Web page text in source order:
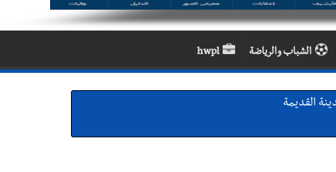
الشباب والرياضة hwpl
القديمة